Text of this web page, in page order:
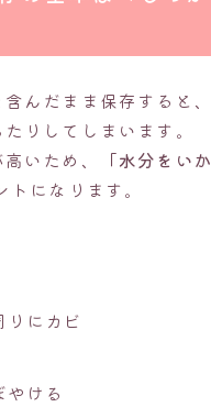
含んだまま保存すると
りしてしまいます。
いため、
「水分をい
になります。
りにカビ
ける